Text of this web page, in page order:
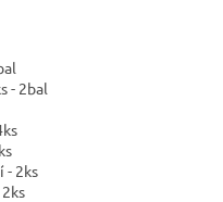
- 2bal
- 2ks